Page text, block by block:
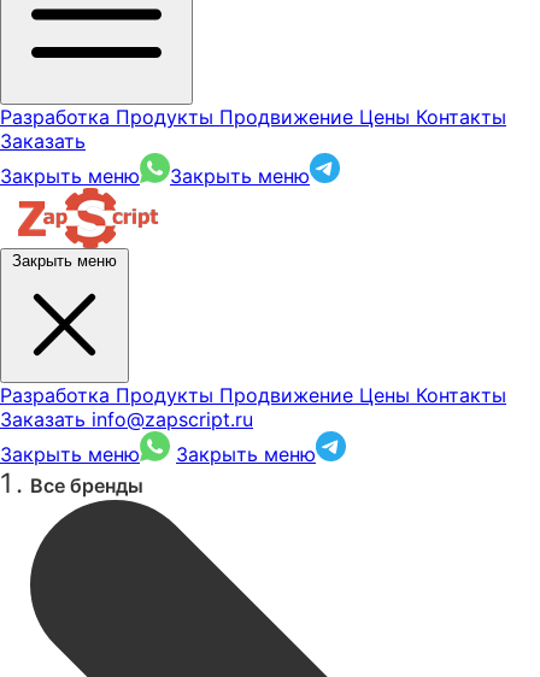
Разработка Продукты Продвижение Цены Контакты
Заказать
Закрыть меню
Закрыть меню
Закрыть меню
Разработка Продукты Продвижение Цены Контакты
Заказать info@zapscript.ru
Закрыть меню
Закрыть меню
Все бренды